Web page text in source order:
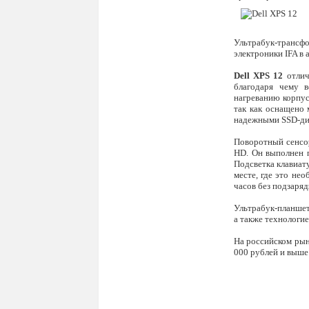
Ультрабук-
электроники IFA в
Dell XPS 12
благодаря чему
нагреванию
так как
надежными SSD-
Поворотный
HD. Он выполнен
Подсветка
месте, где это
часов без
Ультрабук-
а также
На российском
000 рублей и выше